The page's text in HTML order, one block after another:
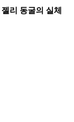
리 동굴의 실체